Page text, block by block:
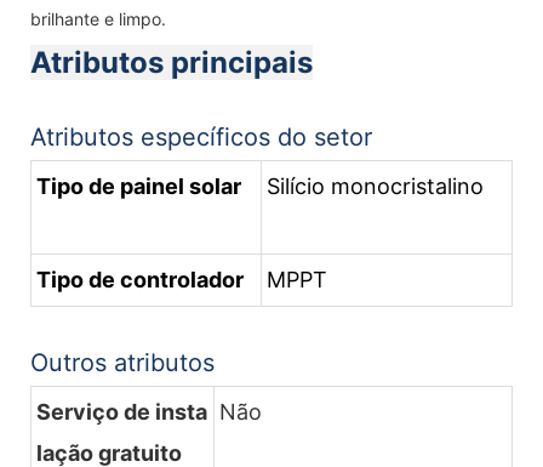
brilhante e limpo.
Atributos principais
Atributos específicos do setor
Tipo de painel solar Silício monocristalino
Tipo de controlador MPPT
Outros atributos
Serviço de insta
lação gratuito
Não